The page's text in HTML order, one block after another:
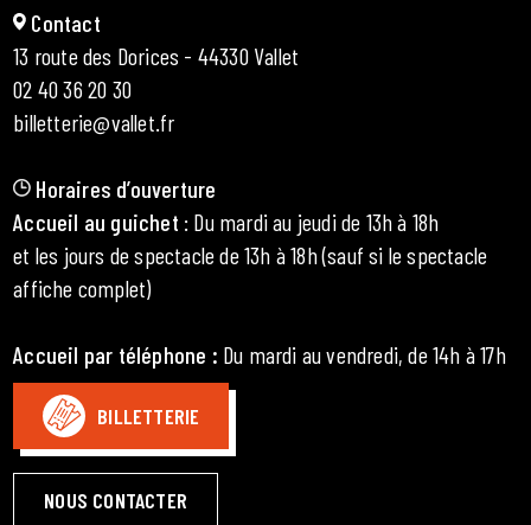
Contact
13 route des Dorices - 44330 Vallet
02 40 36 20 30
billetterie@vallet.fr
Horaires d’ouverture
Accueil au guichet : Du mardi au jeudi de 13h à 18h
et les jours de spectacle de 13h à 18h (sauf si le spectacle
affiche complet)
Accueil par téléphone : Du mardi au vendredi, de 14h à 17h
BILLETTERIE
NOUS CONTACTER